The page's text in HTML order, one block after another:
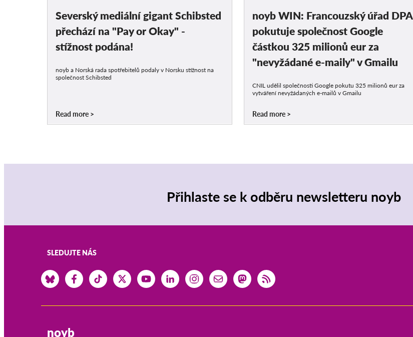
Severský mediální gigant Schibsted
přechází na "Pay or Okay" -
stížnost podána!
noyb a Norská rada spotřebitelů podaly v Norsku stížnost na
společnost Schibsted
Read more
noyb WIN: Francouzský úřad DPA
pokutuje společnost Google
částkou 325 milionů eur za
"nevyžádané e-maily" v Gmailu
CNIL udělil společnosti Google pokutu 325 milionů eur za
vytváření nevyžádaných e-mailů v Gmailu
Read more
Přihlaste se k odběru newsletteru noyb
SLEDUJTE NÁS
noyb